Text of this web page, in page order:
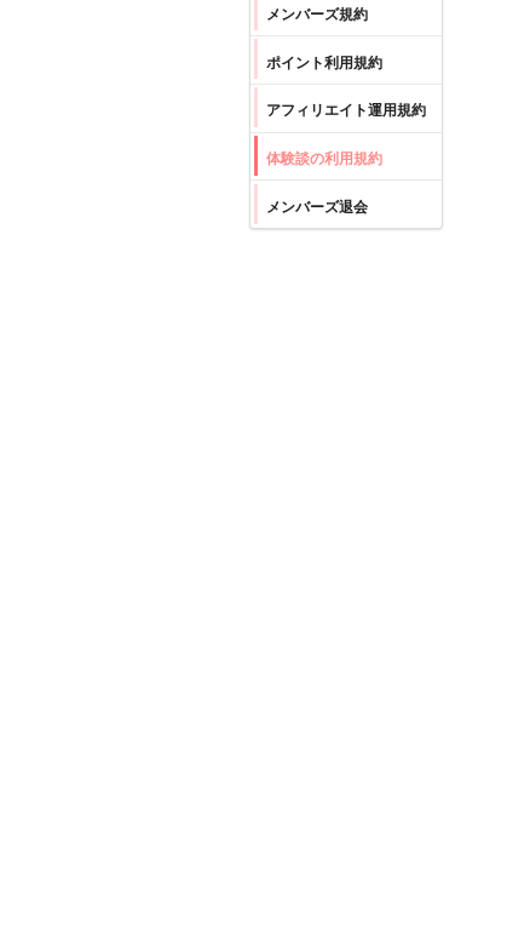
メンバーズ規約
ポイント利用規約
アフィリエイト運用規約
体験談の利用規約
メンバーズ退会